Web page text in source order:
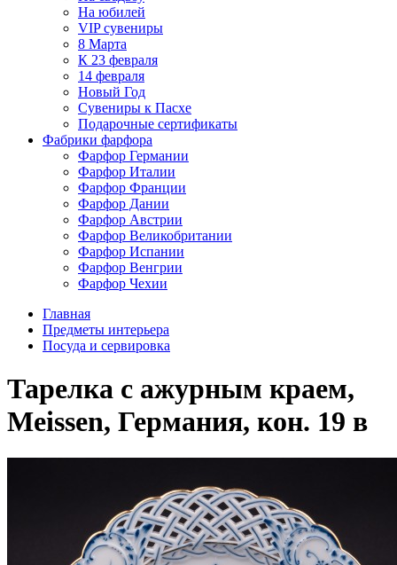
На юбилей
VIP сувениры
8 Марта
К 23 февраля
14 февраля
Новый Год
Сувениры к Пасхе
Подарочные сертификаты
Фабрики фарфора
Фарфор Германии
Фарфор Италии
Фарфор Франции
Фарфор Дании
Фарфор Австрии
Фарфор Великобритании
Фарфор Испании
Фарфор Венгрии
Фарфор Чехии
Главная
Предметы интерьера
Посуда и сервировка
Тарелка с ажурным краем,
Meissen, Германия, кон. 19 в